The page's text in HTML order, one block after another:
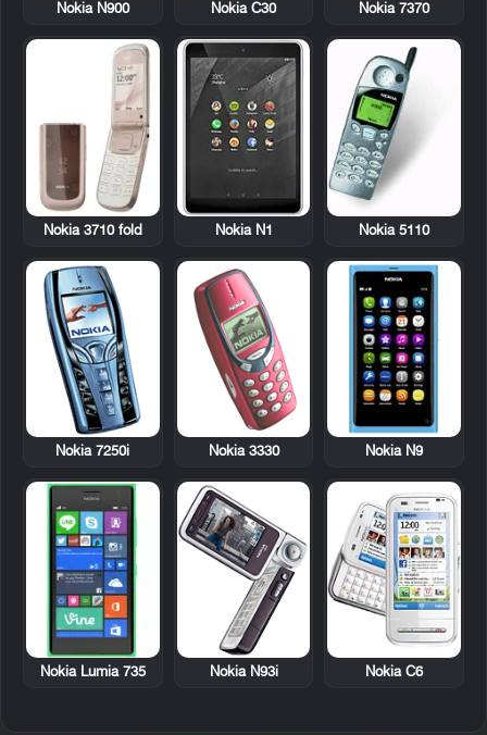
Nokia 7370
Nokia C30
Nokia N900
Nokia 5110
Nokia N1
Nokia 3710 fold
Nokia N9
Nokia 3330
Nokia 7250i
Nokia C6
Nokia N93i
Nokia Lumia 735